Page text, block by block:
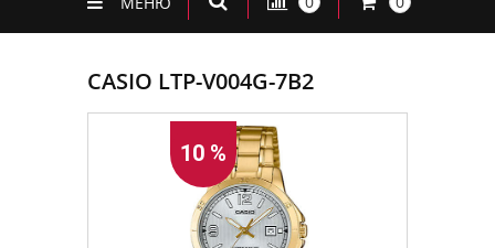
CASIO LTP-V004G-7B2
10 %